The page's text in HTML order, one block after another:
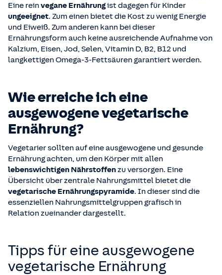
Eine reinvegane Ernährungist dagegen für Kinder
ungeeignet. Zum einen bietet die Kost zu wenig Energie
und Eiweiß. Zum anderen kann bei dieser
Ernährungsform auch keine ausreichende Aufnahme von
Kalzium, Eisen, Jod, Selen, Vitamin D, B2, B12 und
langkettigen Omega-3-Fettsäuren garantiert werden.
Wie erreiche ich eine
ausgewogene vegetarische
Ernährung?
Vegetarier sollten auf eine ausgewogene und gesunde
Ernährung achten, um den Körper mit allen
lebenswichtigen Nährstoffenzu versorgen. Eine
Übersicht über zentrale Nahrungsmittel bietet die
vegetarische Ernährungspyramide. In dieser sind die
essenziellen Nahrungsmittelgruppen grafisch in
Relation zueinander dargestellt.
Tipps für eine ausgewogene
vegetarische Ernährung